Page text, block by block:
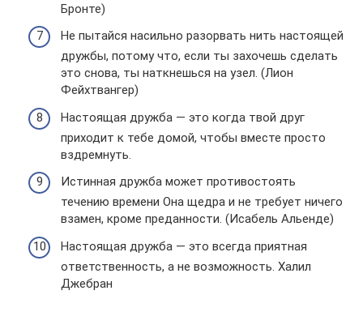
Бронте)
Не пытайся насильно разорвать нить настоящей
дружбы, потому что, если ты захочешь сделать
это снова, ты наткнешься на узел. (Лион
Фейхтвангер)
Настоящая дружба — это когда твой друг
приходит к тебе домой, чтобы вместе просто
вздремнуть.
Истинная дружба может противостоять
течению времени Она щедра и не требует ничего
взамен, кроме преданности. (Исабель Альенде)
Настоящая дружба — это всегда приятная
ответственность, а не возможность. Халил
Джебран